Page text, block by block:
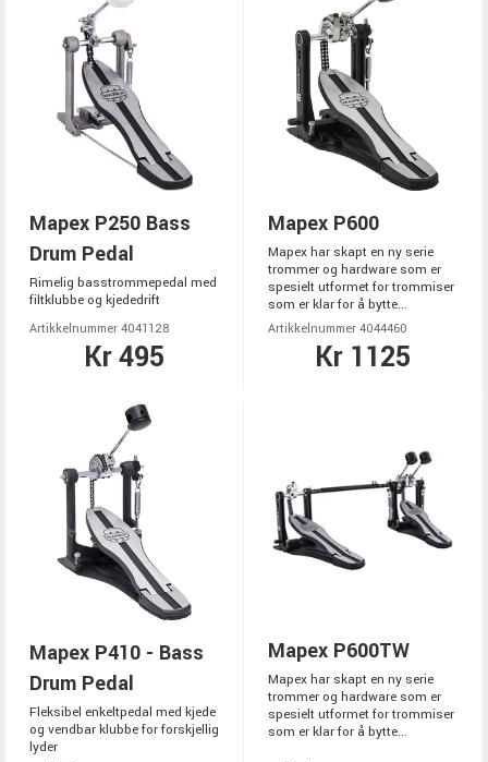
Mapex P250 Bass
Drum Pedal
Rimelig basstrommepedal med
filtklubbe og kjededrift
Artikkelnummer 4041128
Kr 495
Mapex P600
Mapex har skapt en ny serie
trommer og hardware som er
spesielt utformet for trommiser
som er klar for å bytte...
Artikkelnummer 4044460
Kr 1125
Mapex P410 - Bass
Drum Pedal
Fleksibel enkeltpedal med kjede
og vendbar klubbe for forskjellig
lyder
Mapex P600TW
Mapex har skapt en ny serie
trommer og hardware som er
spesielt utformet for trommiser
som er klar for å bytte...